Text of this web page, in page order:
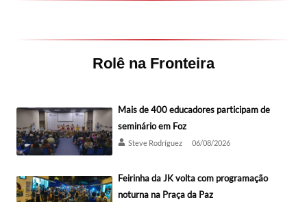
Rolê na Fronteira
Mais de 400 educadores participam de
seminário em Foz
Steve Rodríguez 06/08/2026
Feirinha da JK volta com programação
noturna na Praça da Paz